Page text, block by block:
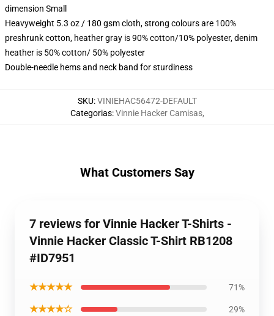
dimension Small
Heavyweight 5.3 oz / 180 gsm cloth, strong colours are 100%
preshrunk cotton, heather gray is 90% cotton/10% polyester, denim
heather is 50% cotton/ 50% polyester
Double-needle hems and neck band for sturdiness
SKU:VINIEHAC56472-DEFAULT
Categorias:Vinnie Hacker Camisas,
What Customers Say
7 reviews for Vinnie Hacker T-Shirts -
Vinnie Hacker Classic T-Shirt RB1208
#ID7951
★★★★★ 71%
★★★★☆ 29%